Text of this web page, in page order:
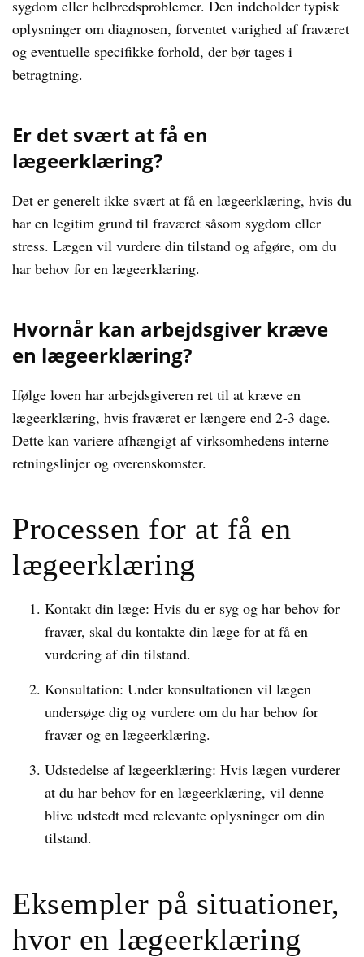
sygdom eller helbredsproblemer. Den indeholder typisk
oplysninger om diagnosen, forventet varighed af fraværet
og eventuelle specifikke forhold, der bør tages i
betragtning.
Er det svært at få en
lægeerklæring?
Det er generelt ikke svært at få en lægeerklæring, hvis du
har en legitim grund til fraværet såsom sygdom eller
stress. Lægen vil vurdere din tilstand og afgøre, om du
har behov for en lægeerklæring.
Hvornår kan arbejdsgiver kræve
en lægeerklæring?
Ifølge loven har arbejdsgiveren ret til at kræve en
lægeerklæring, hvis fraværet er længere end 2-3 dage.
Dette kan variere afhængigt af virksomhedens interne
retningslinjer og overenskomster.
Processen for at få en
lægeerklæring
Kontakt din læge: Hvis du er syg og har behov for
fravær, skal du kontakte din læge for at få en
vurdering af din tilstand.
Konsultation: Under konsultationen vil lægen
undersøge dig og vurdere om du har behov for
fravær og en lægeerklæring.
Udstedelse af lægeerklæring: Hvis lægen vurderer
at du har behov for en lægeerklæring, vil denne
blive udstedt med relevante oplysninger om din
tilstand.
Eksempler på situationer,
hvor en lægeerklæring